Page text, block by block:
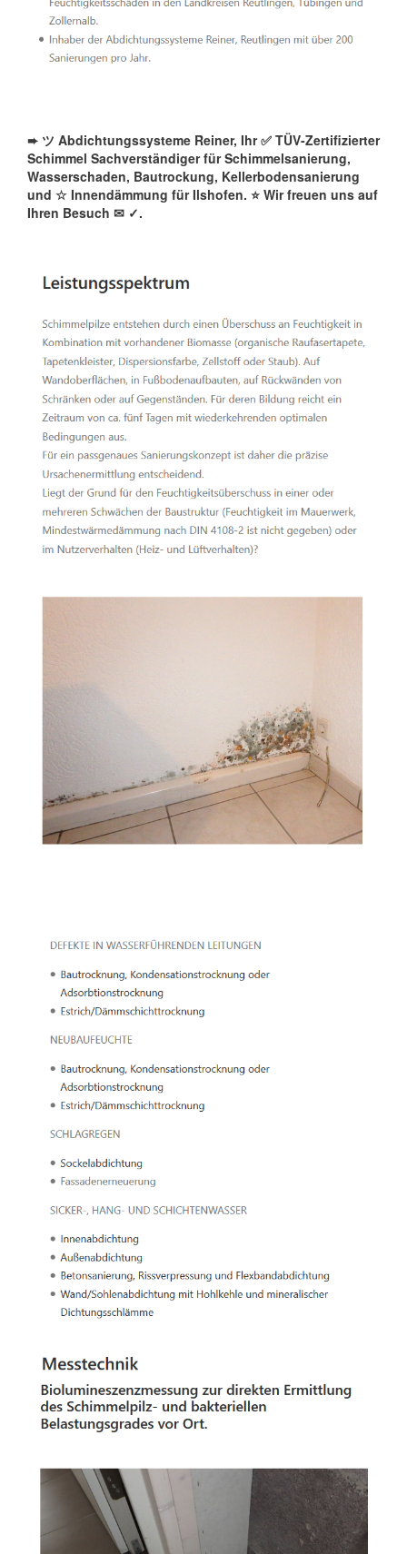
➨ ツ Abdichtungssysteme Reiner, Ihr ✅ TÜV-Zertifizierter
Schimmel Sachverständiger für Schimmelsanierung,
Wasserschaden, Bautrockung, Kellerbodensanierung
und ☆ Innendämmung für Ilshofen. ⭐ Wir freuen uns auf
Ihren Besuch ✉ ✓️.